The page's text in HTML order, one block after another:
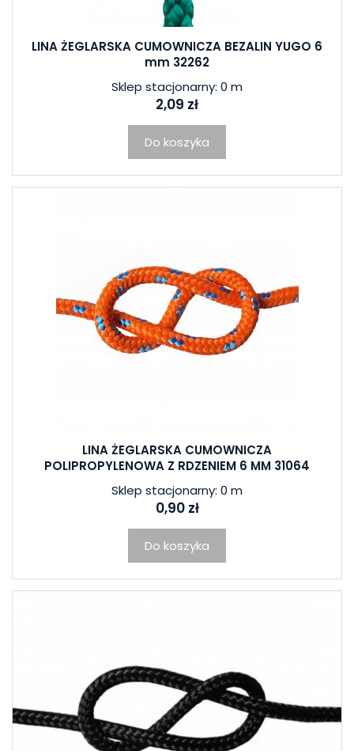
LINA ŻEGLARSKA CUMOWNICZA BEZALIN YUGO 6
mm 32262
Sklep stacjonarny: 0 m
2,09 zł
Do koszyka
LINA ŻEGLARSKA CUMOWNICZA
POLIPROPYLENOWA Z RDZENIEM 6 MM 31064
Sklep stacjonarny: 0 m
0,90 zł
Do koszyka